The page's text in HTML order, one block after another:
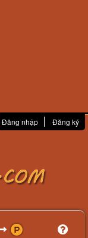
Đăng nhập Đăng ký